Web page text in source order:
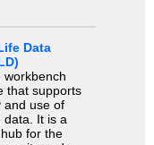
Data
workbench
that supports
and use of
data. It is a
for the